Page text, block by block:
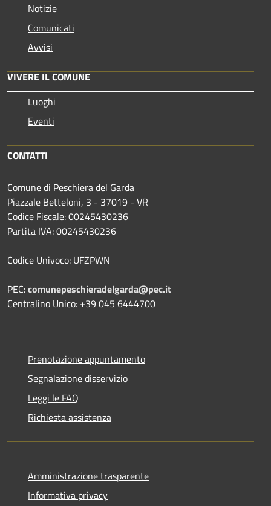
Notizie
Comunicati
Avvisi
VIVERE IL COMUNE
Luoghi
Eventi
CONTATTI
Comune di Peschiera del Garda
Piazzale Betteloni, 3 - 37019 - VR
Codice Fiscale: 00245430236
Partita IVA: 00245430236
Codice Univoco: UFZPWN
PEC:comunepeschieradelgarda@pec.it
Centralino Unico: +39 045 6444700
Prenotazione appuntamento
Segnalazione disservizio
Leggi le FAQ
Richiesta assistenza
Amministrazione trasparente
Informativa privacy